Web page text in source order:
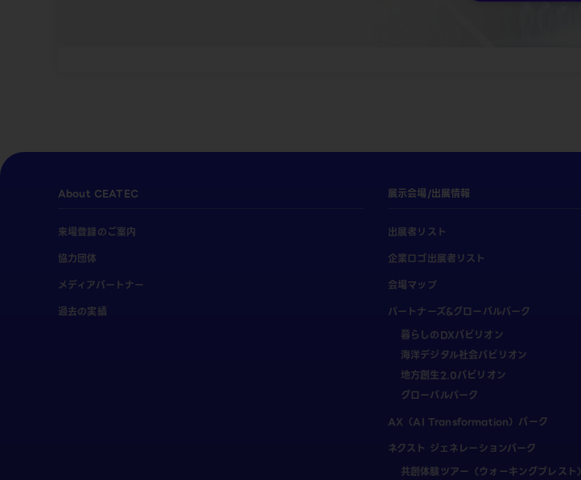
About CEATEC
来場登録のご案内
協力団体
メディアパートナー
過去の実績
展示会場/出展情報
出展者リスト
企業ロゴ出展者リスト
会場マップ
パートナーズ&グローバルパーク
暮らしのDXパビリオン
海洋デジタル社会パビリオン
地方創生2.0パビリオン
グローバルパーク
AX（AI Transformation）パーク
ネクスト ジェネレーションパーク
共創体験ツアー（ウォーキングブレスト）